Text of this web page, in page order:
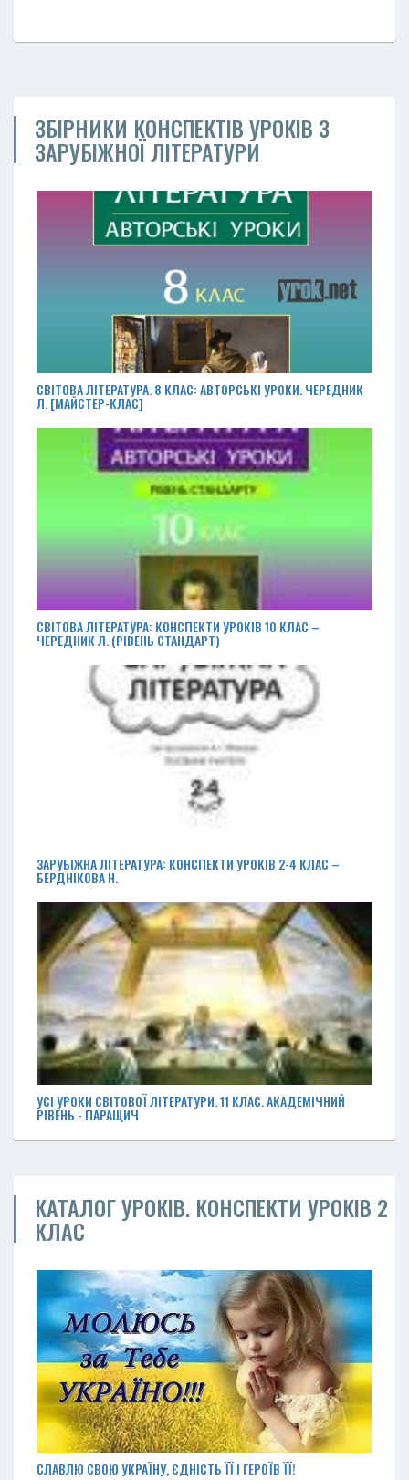
ЗБІРНИКИ КОНСПЕКТІВ УРОКІВ З
ЗАРУБІЖНОЇ ЛІТЕРАТУРИ
СВІТОВА ЛІТЕРАТУРА. 8 КЛАС: АВТОРСЬКІ УРОКИ. ЧЕРЕДНИК
Л. [МАЙСТЕР-КЛАС]
СВІТОВА ЛІТЕРАТУРА: КОНСПЕКТИ УРОКІВ 10 КЛАС –
ЧЕРЕДНИК Л. (РІВЕНЬ СТАНДАРТ)
ЗАРУБІЖНА ЛІТЕРАТУРА: КОНСПЕКТИ УРОКІВ 2-4 КЛАС –
БЕРДНІКОВА Н.
УСІ УРОКИ СВІТОВОЇ ЛІТЕРАТУРИ. 11 КЛАС. АКАДЕМІЧНИЙ
РІВЕНЬ - ПАРАЩИЧ
КАТАЛОГ УРОКІВ. КОНСПЕКТИ УРОКІВ 2
КЛАС
СЛАВЛЮ СВОЮ УКРАЇНУ, ЄДНІСТЬ ЇЇ І ГЕРОЇВ ЇЇ!